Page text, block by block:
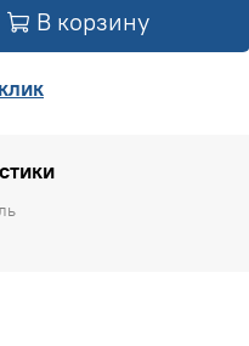
В корзину